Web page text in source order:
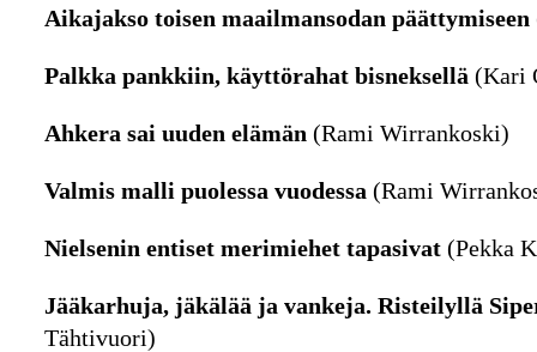
Aikajakso toisen maailmansodan päättymiseen
Palkka pankkiin, käyttörahat bisneksellä (Kari
Ahkera sai uuden elämän (Rami Wirrankoski)
Valmis malli puolessa vuodessa (Rami
Nielsenin entiset merimiehet tapasivat (Pekka
Jääkarhuja, jäkälää ja vankeja. Risteilyllä
Tähtivuori)